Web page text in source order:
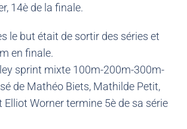
14è de la finale.
le but était de sortir des séries et
en finale.
sprint mixte 100m-200m-300m-
de Mathéo Biets, Mathilde Petit,
Elliot Worner termine 5è de sa série